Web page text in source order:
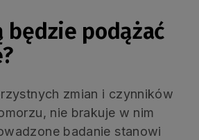
będzie podążać
zmian i czynników
nie brakuje w nim
badanie stanowi